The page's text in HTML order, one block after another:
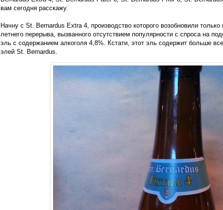
вам сегодня расскажу.
Начну с St. Bernardus Extra 4, производство которого возобновили
летнего перерыва, вызванного отсутствием популярности с спроса на
эль с содержанием алкоголя 4,8%. Кстати, этот эль содержит больше
элей St. Bernardus.